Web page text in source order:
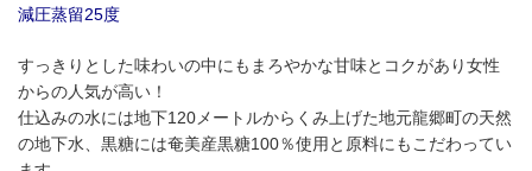
減圧蒸留25度
すっきりとした味わいの中にもまろやかな甘味とコクがあり女性
からの人気が高い！
仕込みの水には地下120メートルからくみ上げた地元龍郷町の天然
の地下水、黒糖には奄美産黒糖100％使用と原料にもこだわってい